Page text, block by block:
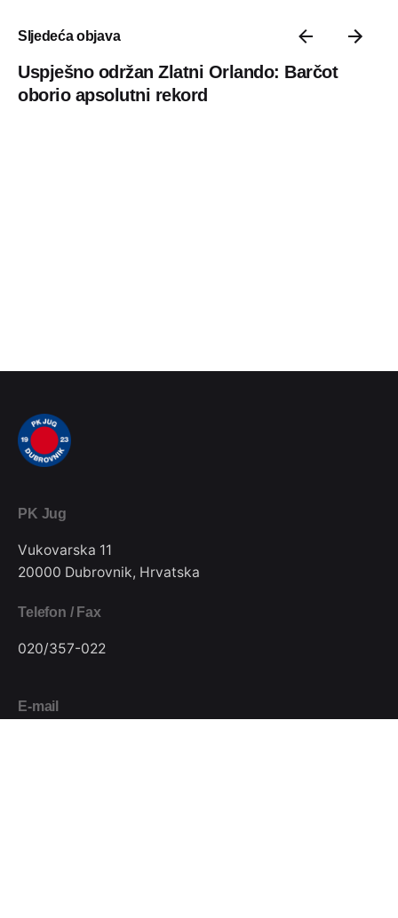
Sljedeća objava
Uspješno održan Zlatni Orlando: Barčot
oborio apsolutni rekord
PK Jug
Vukovarska 11
20000 Dubrovnik, Hrvatska
Telefon / Fax
020/357-022
E-mail